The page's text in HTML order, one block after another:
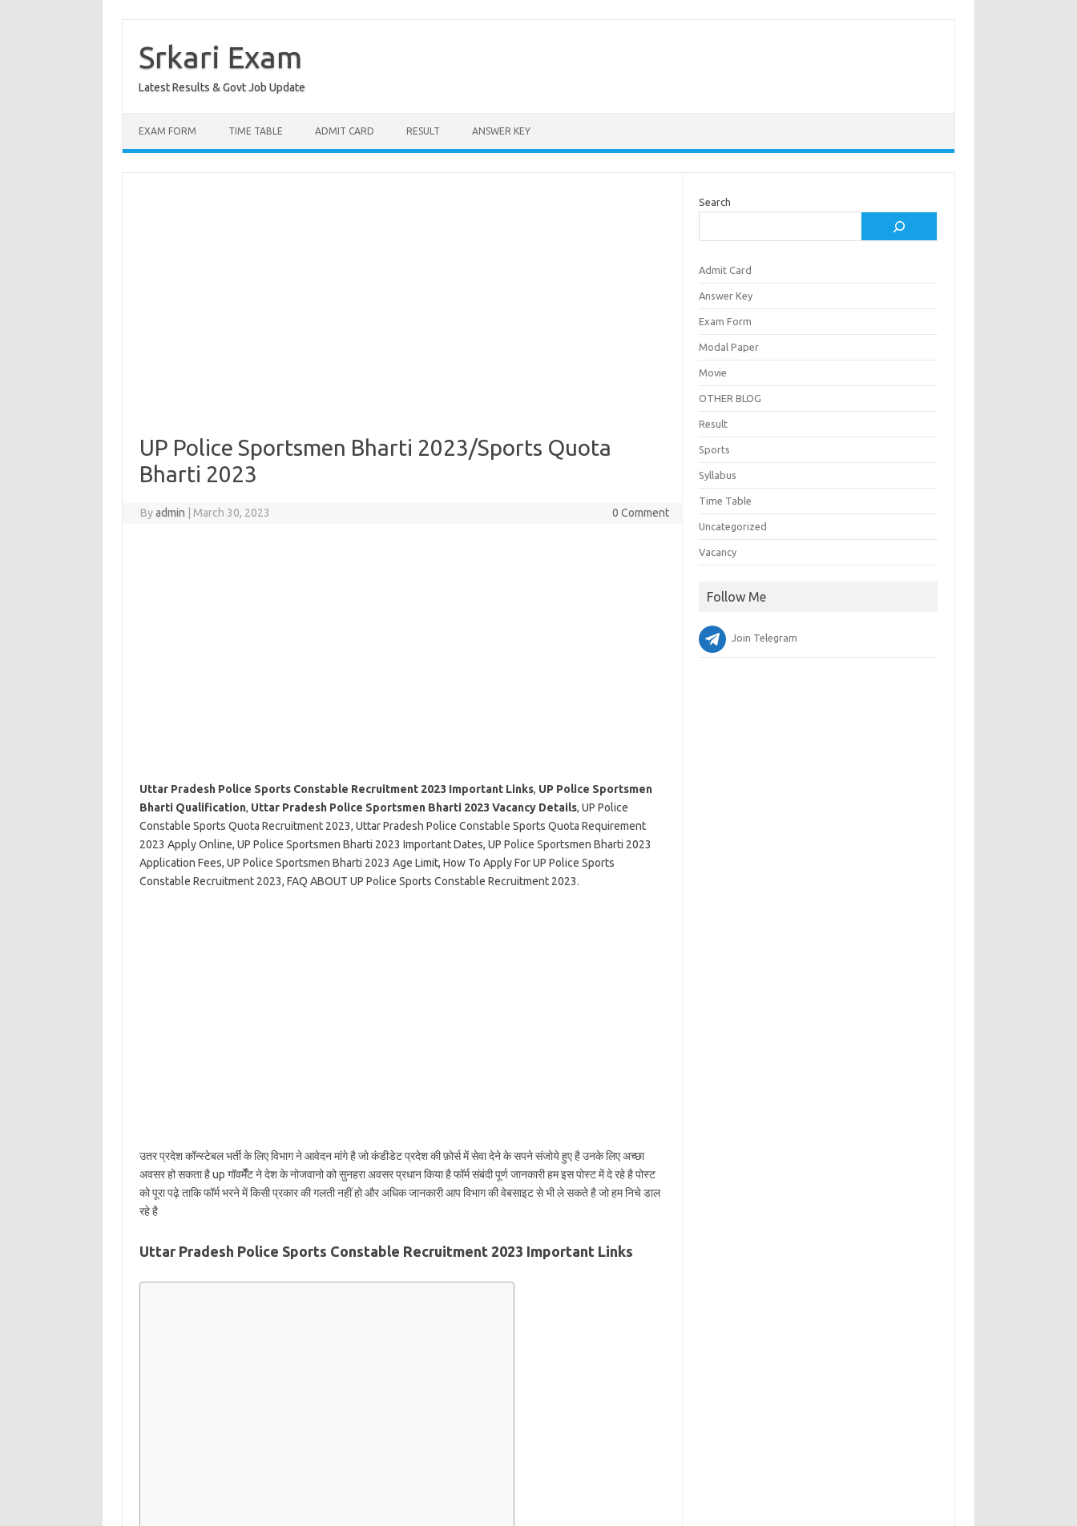
contentSrkari Exam
Latest Results & Govt Job Update
EXAM FORM TIME TABLE ADMIT CARD RESULT ANSWER KEY
UP Police Sportsmen Bharti 2023/Sports Quota
Bharti 2023
Byadmin March 30, 2023 0 Comment
Uttar Pradesh Police Sports Constable Recruitment 2023 Important Links, UP Police Sportsmen
Bharti Qualification, Uttar Pradesh Police Sportsmen Bharti 2023 Vacancy Details, UP Police
Constable Sports Quota Recruitment 2023, Uttar Pradesh Police Constable Sports Quota Requirement
2023 Apply Online, UP Police Sportsmen Bharti 2023 Important Dates, UP Police Sportsmen Bharti 2023
Application Fees, UP Police Sportsmen Bharti 2023 Age Limit, How To Apply For UP Police Sports
Constable Recruitment 2023, FAQ ABOUT UP Police Sports Constable Recruitment 2023.
उतर प्रदेश कॉन्स्टेबल भर्ती के लिए विभाग ने आवेदन मांगे है जो कंडीडेट प्रदेश की फ़ोर्स में सेवा देने के सपने संजोये हुए है उनके लिए अच्छा
अवसर हो सकता है up गॉवर्मेँट ने देश के नोजवानो को सुनहरा अवसर प्रधान किया है फॉर्म संबंदी पूर्ण जानकारी हम इस पोस्ट में दे रहे है पोस्ट
को पूरा पढ़े ताकि फॉर्म भरने में किसी प्रकार की गलती नहीं हो और अधिक जानकारी आप विभाग की वेबसाइट से भी ले सकते है जो हम निचे डाल
रहे है
Uttar Pradesh Police Sports Constable Recruitment 2023 Important Links
Search
Admit Card
Answer Key
Exam Form
Modal Paper
Movie
OTHER BLOG
Result
Sports
Syllabus
Time Table
Uncategorized
Vacancy
Follow Me
Join Telegram